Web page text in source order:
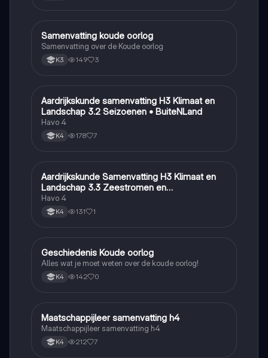
Geschiedenis
Samenvatting koude oorlog
Samenvatting over de Koude oorlog
K3 149 3
Aardrijkskunde
Aardrijkskunde samenvatting H3 Klimaat en
Landschap 3.2 Seizoenen • BuiteNLand
Havo 4
K4 178 7
Aardrijkskunde
Aardrijkskunde Samenvatting H3 Klimaat en
Landschap 3.3 Zeestromen en
Klimaatgebieden • BuiteNLand
Havo 4
K4 131 1
Geschiedenis
Geschiedenis Koude oorlog
Alles wat je moet weten over de koude oorlog!
K4 142 0
Maatschappijleer
Maatschappijleer samenvatting h4
Maatschappijleer samenvatting h4
K4 212 7